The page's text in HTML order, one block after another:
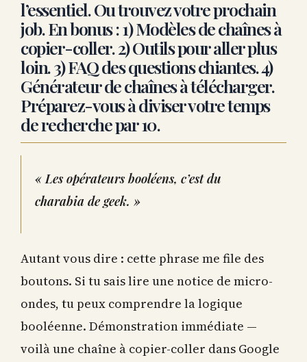
l’essentiel. Ou trouvez votre prochain
job. En bonus : 1) Modèles de chaînes à
copier-coller. 2) Outils pour aller plus
loin. 3) FAQ des questions chiantes. 4)
Générateur de chaînes à télécharger.
Préparez-vous à diviser votre temps
de recherche par 10.
« Les opérateurs booléens, c’est du
charabia de geek. »
Autant vous dire : cette phrase me file des
boutons. Si tu sais lire une notice de micro-
ondes, tu peux comprendre la logique
booléenne. Démonstration immédiate —
voilà une chaîne à copier-coller dans Google